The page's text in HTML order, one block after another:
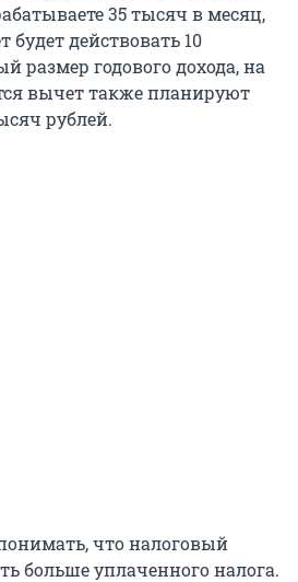
35 тысяч в месяц,
действовать 10
размер годового дохода, на
вычет также планируют
рублей.
что налоговый
больше уплаченного налога.